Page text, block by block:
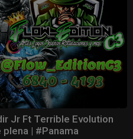
Jr Ft Terrible Evolution
| #Panama